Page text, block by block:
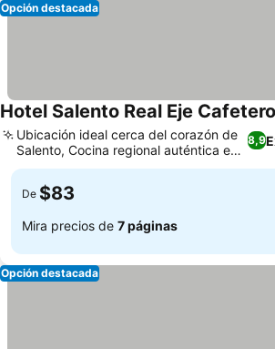
Opción destacada
Hotel Salento Real Eje Cafetero
8,9
Ubicación ideal cerca del corazón de
Salento, Cocina regional auténtica en
Quindú
De $83
Mira precios de 7 páginas
Opción destacada